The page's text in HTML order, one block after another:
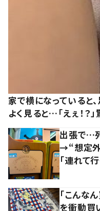
家で横になっていると
よく見ると…「えぇ！？
出張で…
→“想定外
「連れて
「こんな
を衝動買